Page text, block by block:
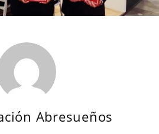
Abresueños